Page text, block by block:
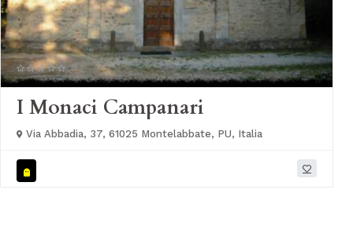
I Monaci Campanari
Via Abbadia, 37, 61025 Montelabbate, PU, Italia